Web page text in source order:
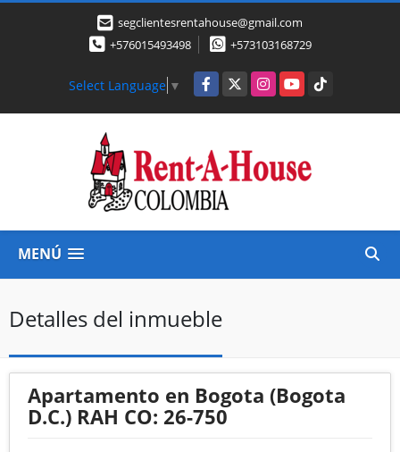
segclientesrentahouse@gmail.com
+576015493498
+573103168729
Select Language ▼ Facebook
X InstagramYouTubeTikTok
MENÚ
Detalles del inmueble
Apartamento en Bogota (Bogota
D.C.) RAH CO: 26-750